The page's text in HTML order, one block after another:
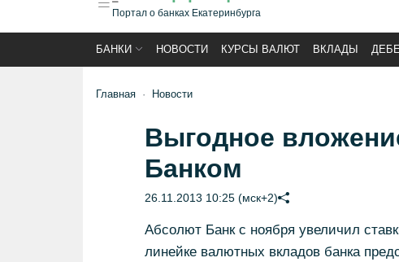
Портал о банках Екатеринбурга
БАНКИ НОВОСТИ КУРСЫ ВАЛЮТ ВКЛАДЫ
Главная Новости
Выгодное
Банком
26.11.2013 10:25 (мск+2)
Абсолют Банк с ноября увеличил
линейке валютных вкладов банка